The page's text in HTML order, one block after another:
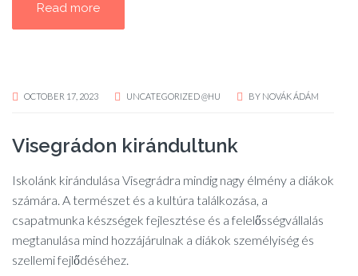
Read more
OCTOBER 17, 2023 UNCATEGORIZED @HU BY NOVÁK ÁDÁM
Visegrádon kirándultunk
Iskolánk kirándulása Visegrádra mindig nagy élmény a diákok
számára. A természet és a kultúra találkozása, a
csapatmunka készségek fejlesztése és a felelősségvállalás
megtanulása mind hozzájárulnak a diákok személyiség és
szellemi fejlődéséhez.